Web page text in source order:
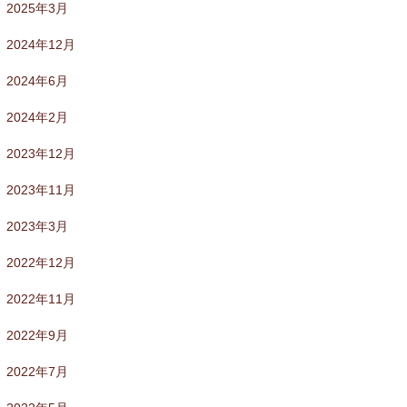
2025年3月
2024年12月
2024年6月
2024年2月
2023年12月
2023年11月
2023年3月
2022年12月
2022年11月
2022年9月
2022年7月